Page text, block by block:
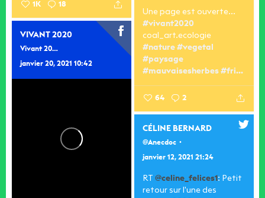
1K 18
Une page est ouverte...
#vivant2020
coal_art.ecologie
#nature #vegetal
#paysage
#mauvaisesherbes #fri...
64 2
VIVANT 2020
Vivant 2020
janvier 20, 2021 10:42
CÉLINE BERNARD
@Anecdoc
janvier 12, 2021 21:24
RT@celine_felices1 : Petit
retour sur l'une des